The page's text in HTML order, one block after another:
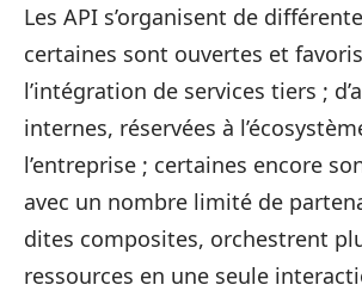
Les API s’organisent de
certaines sont ouvertes et
l’intégration de services tiers ;
internes, réservées à
l’entreprise ; certaines encore
avec un nombre limité de
dites composites, orchestrent
ressources en une seule